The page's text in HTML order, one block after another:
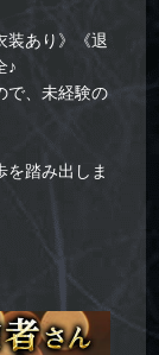
装あり》《退
♪
で、未経験の
を踏み出しま